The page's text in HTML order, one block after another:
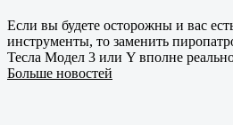
Если вы будете осторожны и вас
инструменты, то заменить
Тесла Модел 3 или Y вполне
Больше новостей